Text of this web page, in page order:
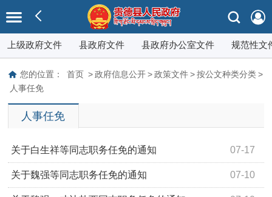
上级政府文件 县政府文件 县政府办公室文件 规范性文
您的位置： 首页 > 政府信息公开 > 政策文件 > 按公文种类分类 >
人事任免
人事任免
07-17
关于白生祥等同志职务任免的通知
07-10
关于魏强等同志职务任免的通知